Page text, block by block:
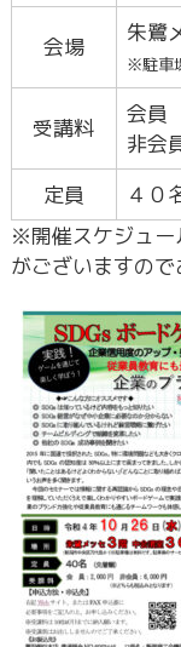
会場
朱鷺
※駐車
受講料
会員
非会
定員
４
※開催スケジュー
がございますので